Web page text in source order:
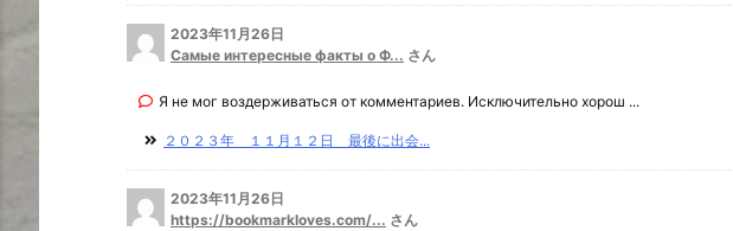
2023年11月26日
Самые интересные факты о Ф... さん
Я не мог воздерживаться от комментариев. Исключительно хорош ...
２０２３年 １１月１２日 最後に出会...
2023年11月26日
https://bookmarkloves.com/... さん